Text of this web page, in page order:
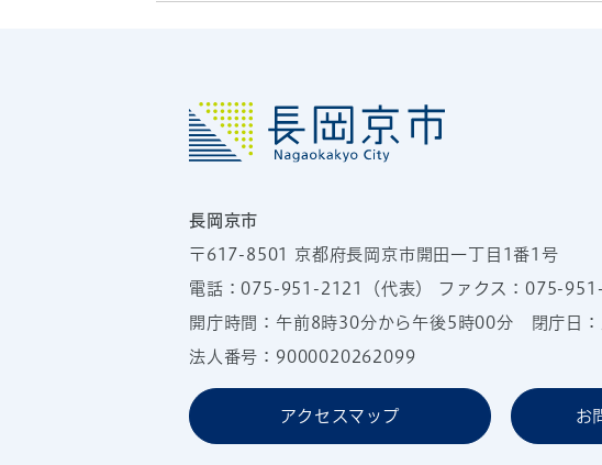
長岡京市
〒617-8501 京都府長岡京市開田一丁目1番1号
電話：075-951-2121 （代表） ファクス：075-
開庁時間：午前8時30分から午後5時00分 閉庁日
法人番号：9000020262099
アクセスマップ お